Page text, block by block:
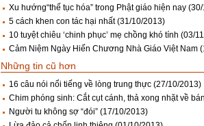
Xu hướng“thế tục hóa” trong Phật giáo hiện nay
5 cách khen con tác hại nhất (31/10/2013)
10 tuyệt chiêu ‘chinh phục’ mẹ chồng khó tính (03/
Cảm Niệm Ngày Hiến Chương Nhà Giáo Việt Nam
Những tin cũ hơn
16 câu nói nổi tiếng về lòng trung thực (27/10/2013)
Chim phóng sinh: Cắt cụt cánh, thả xong nhặt về
Người tu không sợ “đói” (17/10/2013)